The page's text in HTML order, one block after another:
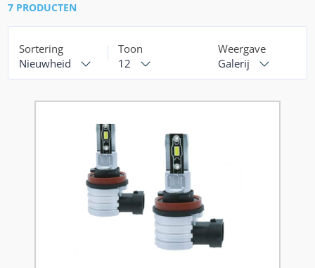
7 PRODUCTEN
Sortering
Nieuwheid
Toon
12
Weergave
Galerij